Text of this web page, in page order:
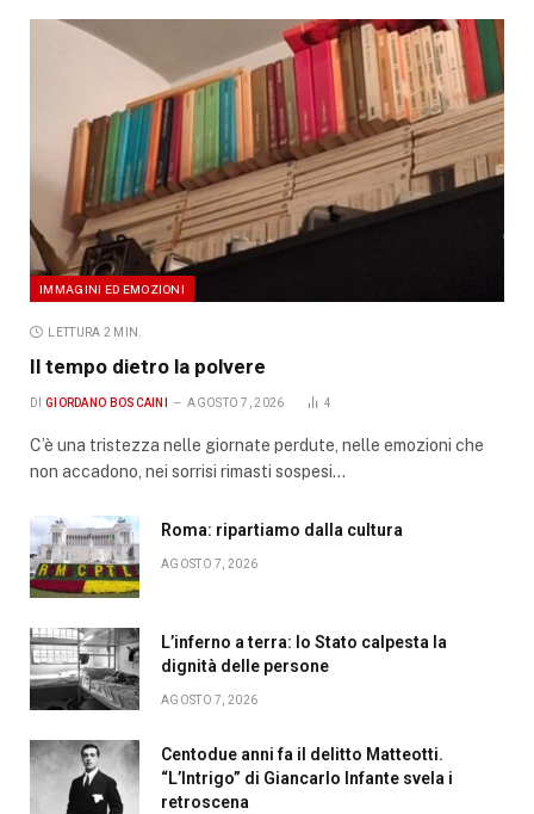
IMMAGINI ED EMOZIONI
LETTURA 2 MIN.
Il tempo dietro la polvere
DI GIORDANO BOSCAINI AGOSTO 7, 2026 4
C’è una tristezza nelle giornate perdute, nelle emozioni che
non accadono, nei sorrisi rimasti sospesi…
Roma: ripartiamo dalla cultura
AGOSTO 7, 2026
L’inferno a terra: lo Stato calpesta la
dignità delle persone
AGOSTO 7, 2026
Centodue anni fa il delitto Matteotti.
“L’Intrigo” di Giancarlo Infante svela i
retroscena